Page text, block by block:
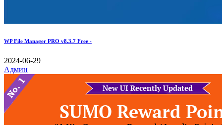
WP File Manager PRO v8.3.7 Free -
2024-06-29
Админ